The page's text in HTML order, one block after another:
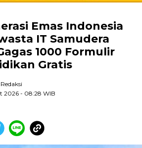
Emas Indonesia
IT Samudera
1000 Formulir
Gratis
2026 - 08:28 WIB